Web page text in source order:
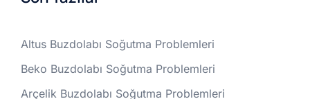
Altus Buzdolabı Soğutma Problemleri
Beko Buzdolabı Soğutma Problemleri
Arçelik Buzdolabı Soğutma Problemleri